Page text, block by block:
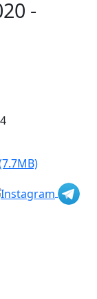
-